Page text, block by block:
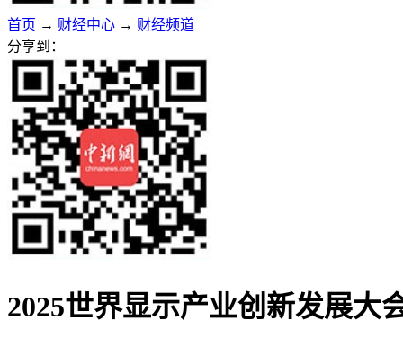
首页 → 财经中心 → 财经频道
分享到：
2025世界显示产业创新发展大